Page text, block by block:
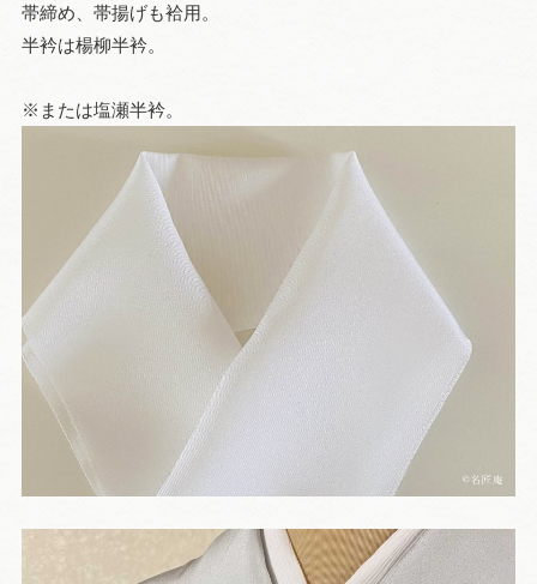
帯締め、帯揚げも袷用。
半衿は楊柳半衿。
※または塩瀬半衿。